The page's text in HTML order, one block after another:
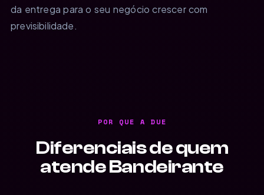
da entrega para o seu negócio crescer com
previsibilidade.
POR QUE A DUE
Diferenciais de quem
atende Bandeirante